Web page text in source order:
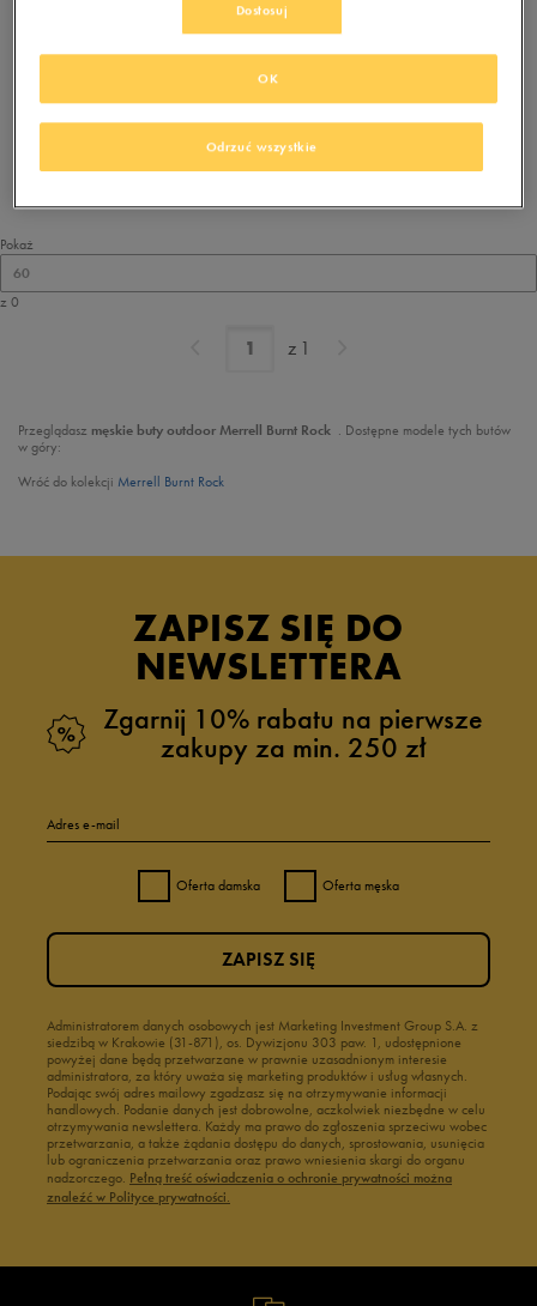
Brak produktów do wyświetlenia
Zmień kryteria wyszukiwania lub
usuń wybrane filtry
Pokaż
60
z 0
z 1
Przeglądasz męskie buty outdoor Merrell Burnt Rock . Dostępne modele tych butów
w góry:
Wróć do kolekcji Merrell Burnt Rock
ZAPISZ SIĘ DO
NEWSLETTERA
Zgarnij 10% rabatu na pierwsze
zakupy za min. 250 zł
Adres e-mail
Oferta damska Oferta męska
Administratorem danych osobowych jest Marketing Investment Group S.A. z
siedzibą w Krakowie (31-871), os. Dywizjonu 303 paw. 1, udostępnione
powyżej dane będą przetwarzane w prawnie uzasadnionym interesie
administratora, za który uważa się marketing produktów i usług własnych.
Podając swój adres mailowy zgadzasz się na otrzymywanie informacji
handlowych. Podanie danych jest dobrowolne, aczkolwiek niezbędne w celu
otrzymywania newslettera. Każdy ma prawo do zgłoszenia sprzeciwu wobec
przetwarzania, a także żądania dostępu do danych, sprostowania, usunięcia
lub ograniczenia przetwarzania oraz prawo wniesienia skargi do organu
nadzorczego. Pełną treść oświadczenia o ochronie prywatności można
znaleźć w Polityce prywatności.
ZAPISZ SIĘ
Dostosuj
Odrzuć wszystkie
OK